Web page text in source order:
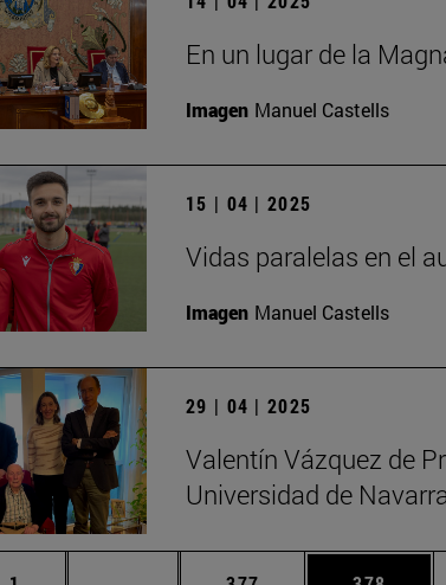
En un lugar de la
Imagen Manuel Castells
15 | 04 | 2025
Vidas paralelas en el
Imagen Manuel Castells
29 | 04 | 2025
Valentín Vázquez de
Universidad de